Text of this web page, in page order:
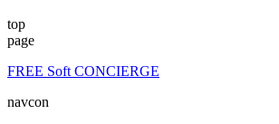
top
page
FREE Soft CONCIERGE
navcon